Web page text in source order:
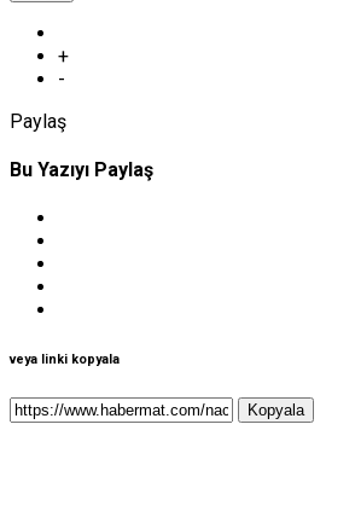
+
-
Paylaş
Bu Yazıyı Paylaş
veya linki kopyala
Kopyala